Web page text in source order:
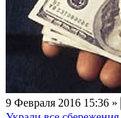
9 Февраля 2016 15:36 »